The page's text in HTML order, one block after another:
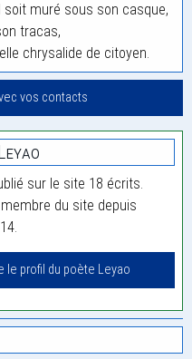
soit muré sous son casque,
tracas,
chrysalide de citoyen.
vos contacts
sur le site 18 écrits.
du site depuis
le profil du poète Leyao